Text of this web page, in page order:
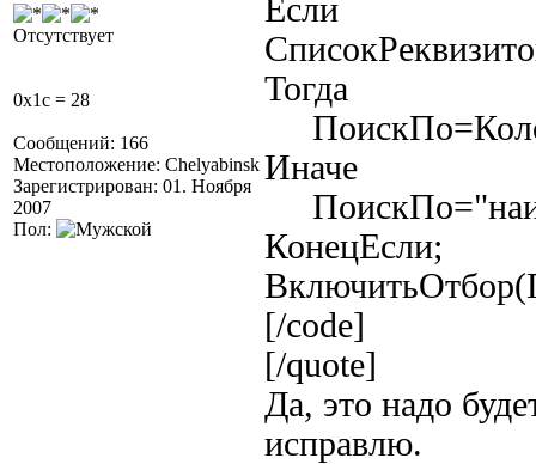
Отсутствует
0x1c = 28
Сообщений: 166
Местоположение: Chelyabinsk
Зарегистрирован: 01. Ноября
2007
Пол:
Если
Тогда
Иначе
КонецЕсли;
[/code]
[/quote]
Да, это надо
исправлю.